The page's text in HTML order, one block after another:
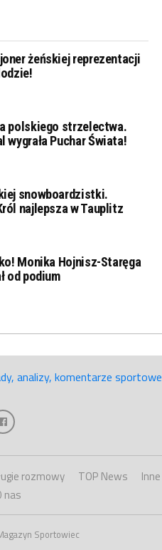
żeńskiej reprezentacji
polskiego strzelectwa.
wygrała Puchar Świata!
snowboardzistki.
najlepsza w Tauplitz
Monika Hojnisz-Staręga
od podium
rozmowy TOP News
Inne
nas
Sportowiec